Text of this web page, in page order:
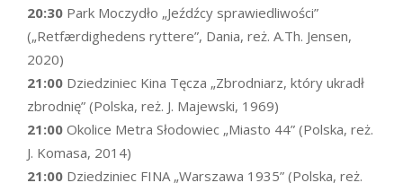
20:30 Park Moczydło „Jeźdźcy sprawiedliwości”
(„Retfærdighedens ryttere”, Dania, reż. A.Th. Jensen,
2020)
21:00 Dziedziniec Kina Tęcza „Zbrodniarz, który ukradł
zbrodnię” (Polska, reż. J. Majewski, 1969)
21:00 Okolice Metra Słodowiec „Miasto 44” (Polska, reż.
J. Komasa, 2014)
21:00 Dziedziniec FINA „Warszawa 1935” (Polska, reż.